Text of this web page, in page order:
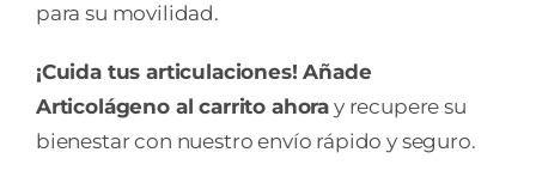
para su movilidad.
¡Cuida tus articulaciones! Añade
Articolágeno al carrito ahora y recupere su
bienestar con nuestro envío rápido y seguro.